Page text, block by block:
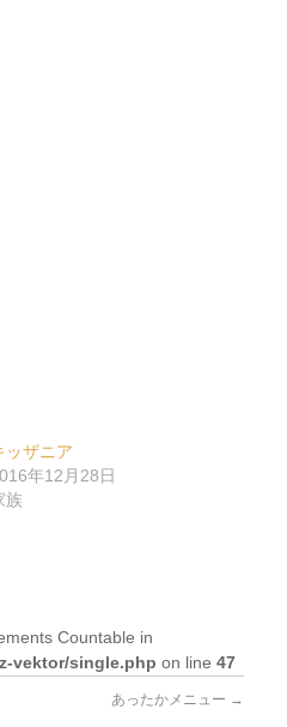
ッザニア
年12月28日
族
Countable in
vektor/single.php on line 47
あったかメニュー →